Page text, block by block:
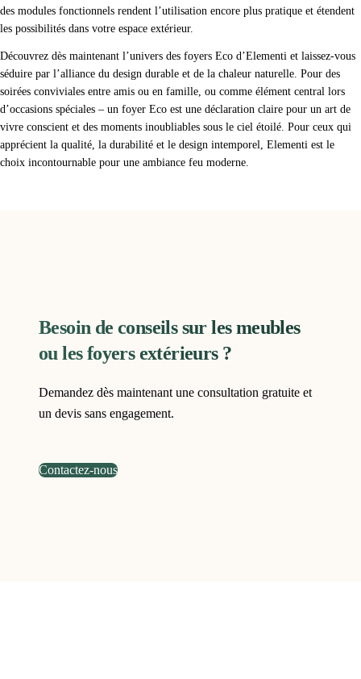
des modules fonctionnels rendent l’utilisation encore plus pratique et étendent
les possibilités dans votre espace extérieur.
Découvrez dès maintenant l’univers des foyers Eco d’Elementi et laissez-vous
séduire par l’alliance du design durable et de la chaleur naturelle. Pour des
soirées conviviales entre amis ou en famille, ou comme élément central lors
d’occasions spéciales – un foyer Eco est une déclaration claire pour un art de
vivre conscient et des moments inoubliables sous le ciel étoilé. Pour ceux qui
apprécient la qualité, la durabilité et le design intemporel, Elementi est le
choix incontournable pour une ambiance feu moderne.
Besoin de conseils sur les meubles
ou les foyers extérieurs ?
Demandez dès maintenant une consultation gratuite et
un devis sans engagement.
Contactez-nous